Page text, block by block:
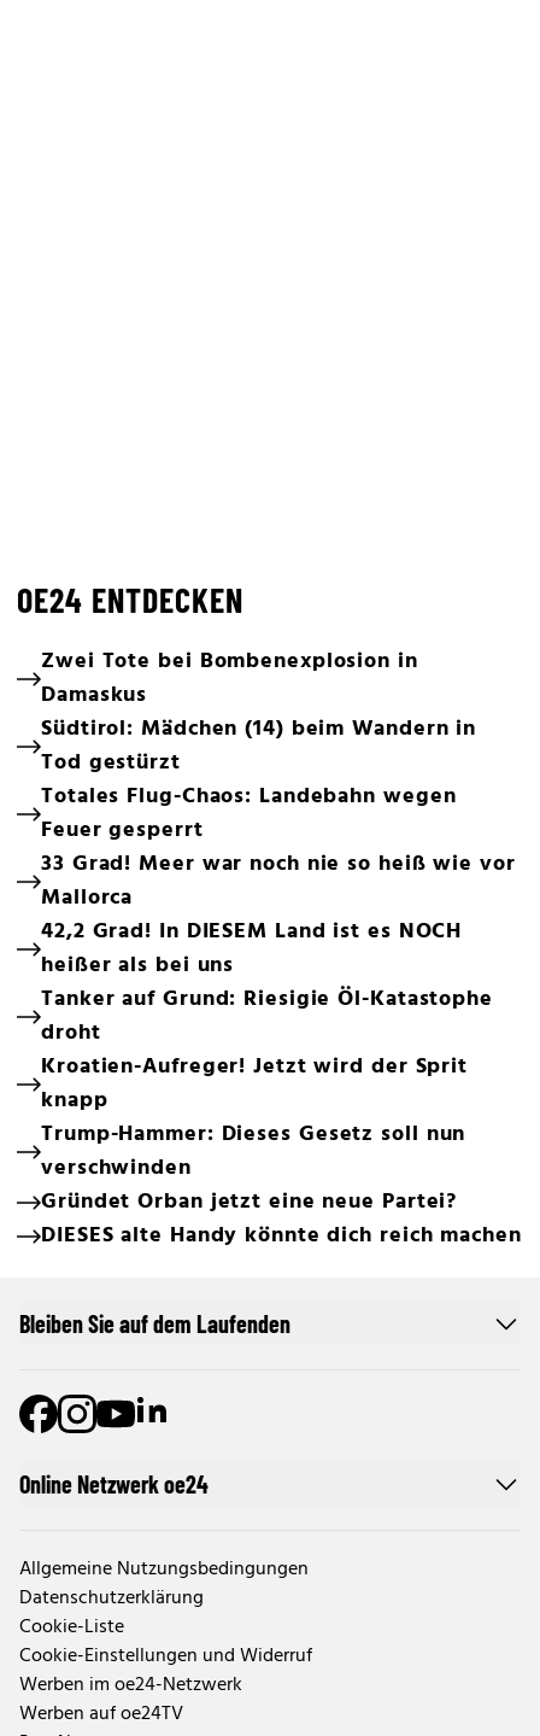
OE24 ENTDECKEN
Zwei Tote bei Bombenexplosion in
Damaskus
Südtirol: Mädchen (14) beim Wandern in
Tod gestürzt
Totales Flug-Chaos: Landebahn wegen
Feuer gesperrt
33 Grad! Meer war noch nie so heiß wie vor
Mallorca
42,2 Grad! In DIESEM Land ist es NOCH
heißer als bei uns
Tanker auf Grund: Riesigie Öl-Katastophe
droht
Kroatien-Aufreger! Jetzt wird der Sprit
knapp
Trump-Hammer: Dieses Gesetz soll nun
verschwinden
Gründet Orban jetzt eine neue Partei?
DIESES alte Handy könnte dich reich machen
Online Netzwerk oe24
Allgemeine Nutzungsbedingungen
Datenschutzerklärung
Cookie-Liste
Cookie-Einstellungen und Widerruf
Werben im oe24-Netzwerk
Werben auf oe24TV
Bleiben Sie auf dem Laufenden